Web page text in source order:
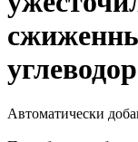
Автоматически